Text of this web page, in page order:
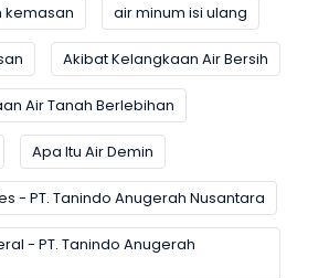
kemasan air minum isi ulang
Akibat Kelangkaan Air Bersih
Air Tanah Berlebihan
Apa Itu Air Demin
- PT. Tanindo Anugerah Nusantara
- PT. Tanindo Anugerah